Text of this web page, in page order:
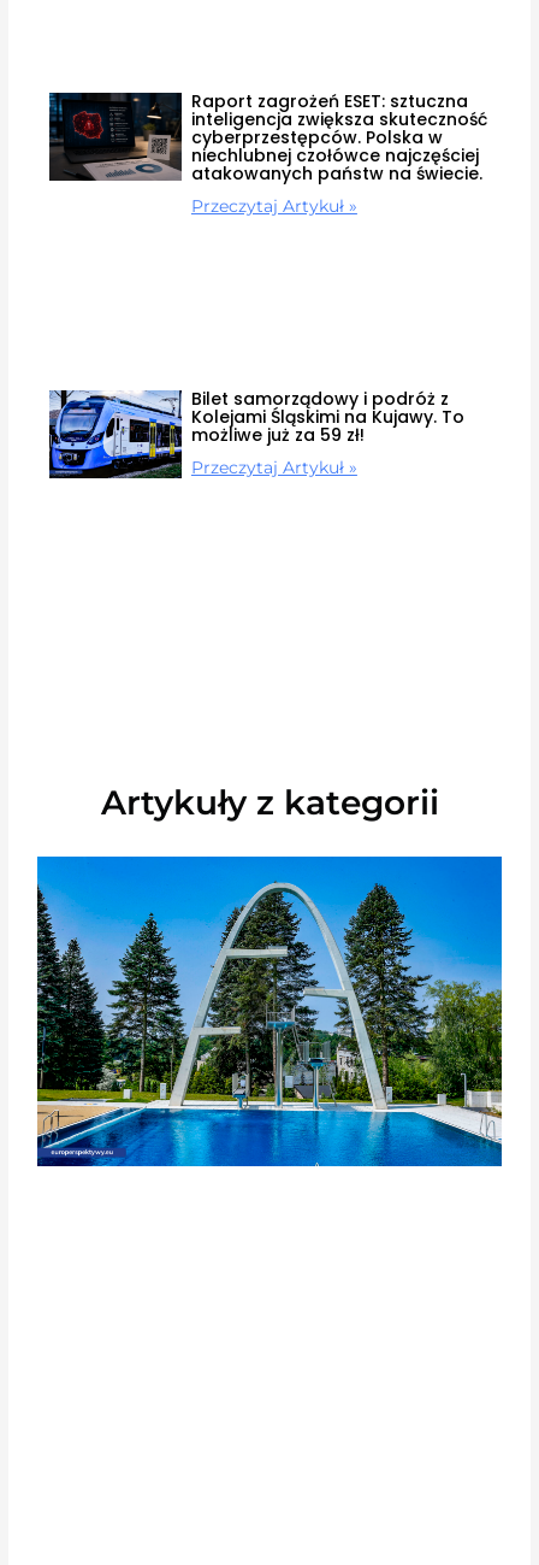
Raport zagrożeń ESET: sztuczna
inteligencja zwiększa skuteczność
cyberprzestępców. Polska w
niechlubnej czołówce najczęściej
atakowanych państw na świecie.
Przeczytaj Artykuł »
Bilet samorządowy i podróż z
Kolejami Śląskimi na Kujawy. To
możliwe już za 59 zł!
Przeczytaj Artykuł »
Artykuły z kategorii